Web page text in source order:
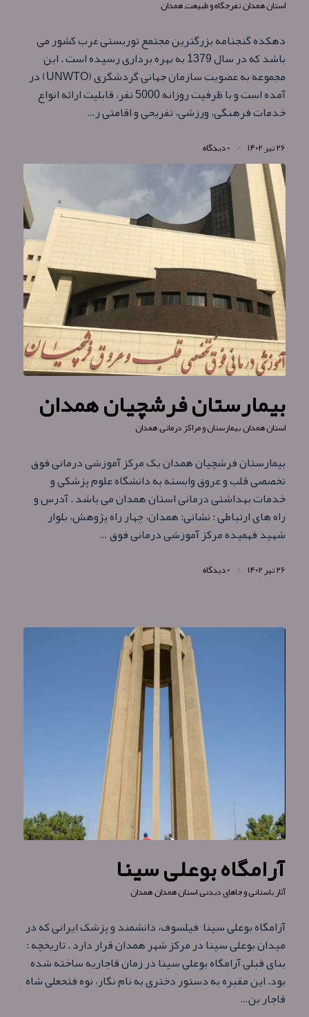
استان همدان,تفرجگاه و طبیعت,همدان
دهکده گنجنامه بزرگترین مجتمع توریستی غرب کشور می
باشد که در سال 1379 به بهره برداری رسیده است . این
مجموعه به عضویت سازمان جهانی گردشگری (UNWTO) در
آمده است و با ظرفیت روزانه 5000 نفر، قابلیت ارائه انواع
خدمات فرهنگی، ورزشی، تفریحی و اقامتی ر…
۲۶ تیر ۱۴۰۲ / ۰ دیدگاه
بیمارستان فرشچیان همدان
استان همدان,بیمارستان و مراکز درمانی,همدان
بیمارستان فرشچیان همدان یک مرکز آموزشی درمانی فوق
تخصصی قلب و عروق وابسته به دانشگاه علوم پزشکی و
خدمات بهداشتی درمانی استان همدان می باشد . آدرس و
راه های ارتباطی : نشانی: همدان، چهار راه پژوهش، بلوار
شهید فهمیده مرکز آموزشی درمانی فوق …
۲۶ تیر ۱۴۰۲ / ۰ دیدگاه
آرامگاه بوعلی سینا
آثار باستانی و جاهای دیدنی,استان همدان,همدان
آرامگاه بوعلی سینا فیلسوف، دانشمند و پزشک ایرانی که در
میدان بوعلی سینا در مرکز شهر همدان قرار دارد . تاریخچه :
بنای قبلی آرامگاه بوعلی سینا در زمان قاجاریه ساخته شده
بود. این مقبره به دستور دختری به نام نگار، نوه فتحعلی شاه
قاجار بن…